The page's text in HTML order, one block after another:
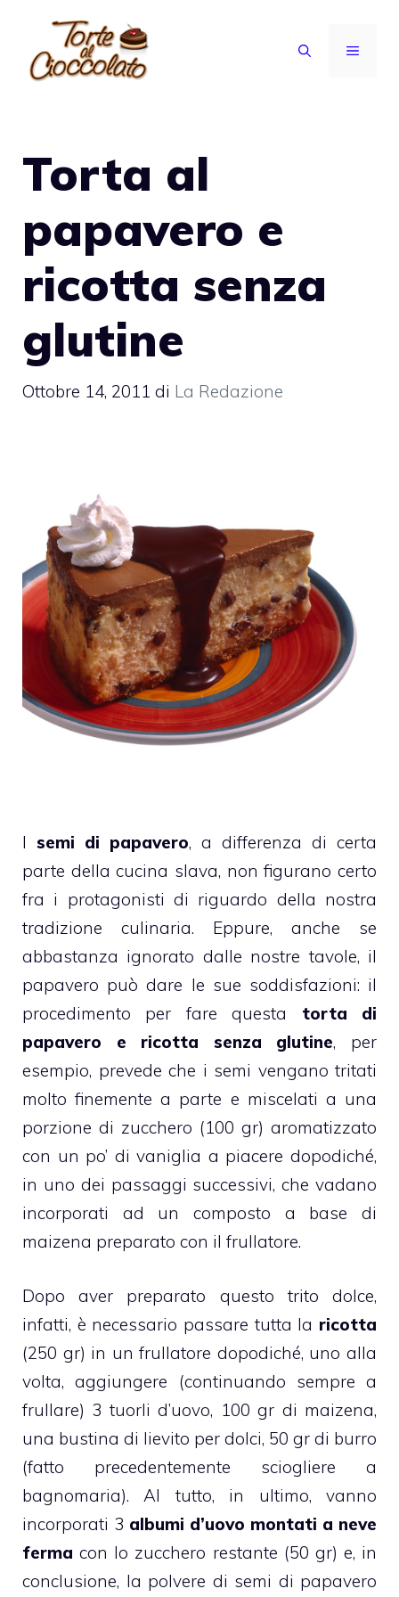
contenuto
MENU
Torta al
papavero e
ricotta senza
glutine
Ottobre 14, 2011 di La Redazione
I semi di papavero, a differenza di certa
parte della cucina slava, non figurano certo
fra i protagonisti di riguardo della nostra
tradizione culinaria. Eppure, anche se
abbastanza ignorato dalle nostre tavole, il
papavero può dare le sue soddisfazioni: il
procedimento per fare questa torta di
papavero e ricotta senza glutine, per
esempio, prevede che i semi vengano tritati
molto finemente a parte e miscelati a una
porzione di zucchero (100 gr) aromatizzato
con un po’ di vaniglia a piacere dopodiché,
in uno dei passaggi successivi, che vadano
incorporati ad un composto a base di
maizena preparato con il frullatore.
Dopo aver preparato questo trito dolce,
infatti, è necessario passare tutta la ricotta
(250 gr) in un frullatore dopodiché, uno alla
volta, aggiungere (continuando sempre a
frullare) 3 tuorli d’uovo, 100 gr di maizena,
una bustina di lievito per dolci, 50 gr di burro
(fatto precedentemente sciogliere a
bagnomaria). Al tutto, in ultimo, vanno
incorporati 3 albumi d’uovo montati a neve
ferma con lo zucchero restante (50 gr) e, in
conclusione, la polvere di semi di papavero